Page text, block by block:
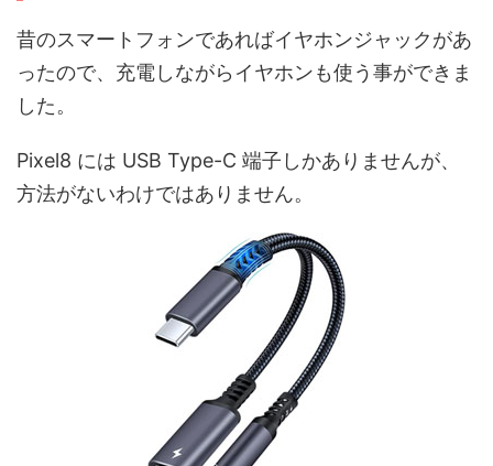
昔のスマートフォンであればイヤホンジャックがあ
ったので、充電しながらイヤホンも使う事ができま
した。
Pixel8 には USB Type-C 端子しかありませんが、
方法がないわけではありません。